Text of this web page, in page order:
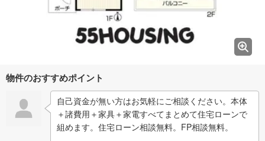
物件のおすすめポイント
自己資金が無い方はお気軽にご相談ください。本体
＋諸費用＋家具＋家電すべてまとめて住宅ローンで
組めます。住宅ローン相談無料。FP相談無料。